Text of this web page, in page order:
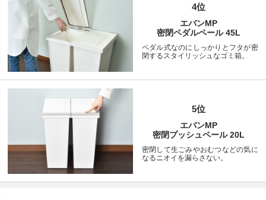
4位
エバンMP
密閉ペダルペール 45L
ペダル式なのにしっかりとフタが密
閉するスタイリッシュなゴミ箱。
5位
エバンMP
密閉プッシュペール 20L
密閉して生ごみやおむつなどの気に
なるニオイを漏らさない。